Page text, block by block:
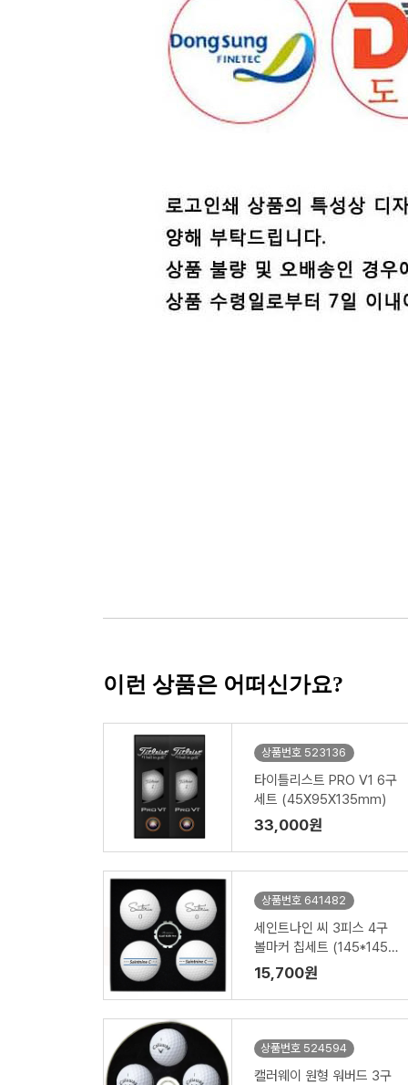
이런 상품은 어떠신가요?
상품번호 523136
타이틀리스트 PRO V1 6구
세트 (45X95X135mm)
33,000원
상품번호 641482
세인트나인 씨 3피스 4구
볼마커 칩세트 (145*145*
45mm)
15,700원
상품번호 524594
캘러웨이 원형 워버드 3구